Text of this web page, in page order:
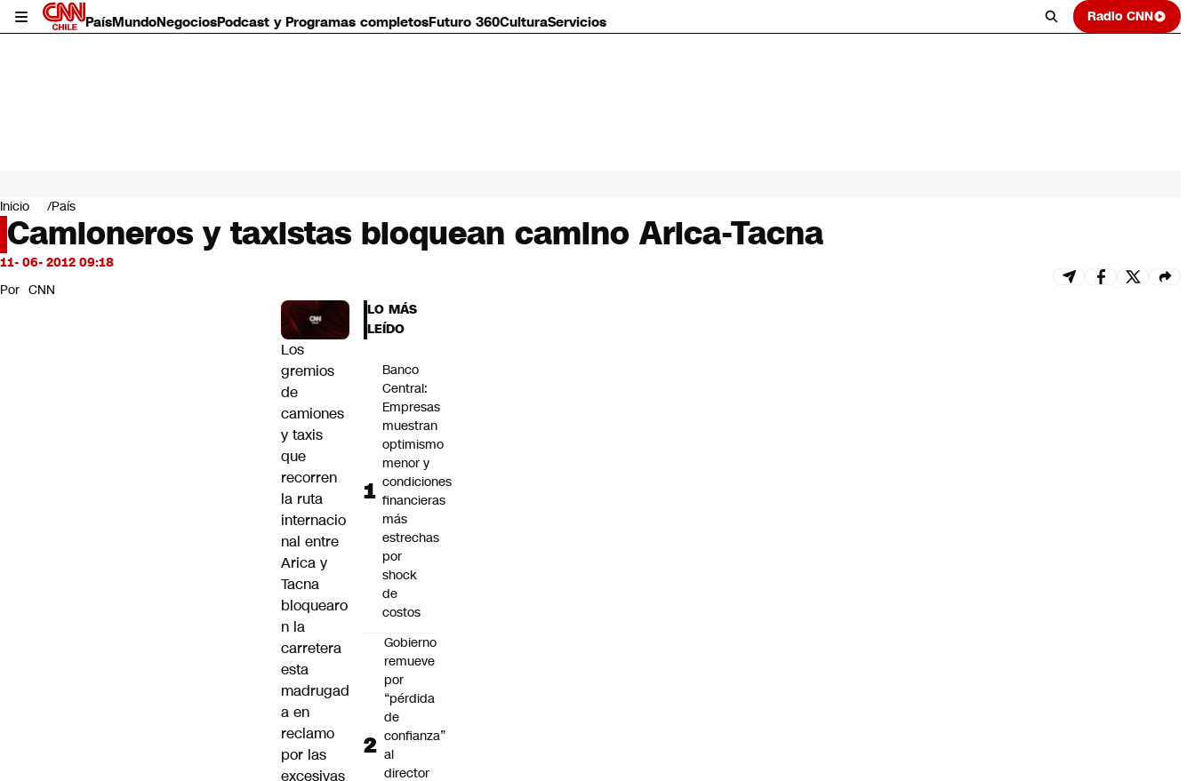
PaísMundoNegociosPodcast y Programas completosFuturo 360CulturaServicios Radio CNN
Mundo
Negocios
Deportes
Programas completos
Servicios
Inicio País
Camioneros y taxistas bloquean camino Arica-Tacna
11- 06- 2012 09:18
Por CNN
Los
gremios
de
camiones
y taxis
que
recorren
la ruta
internacio
nal entre
Arica y
Tacna
bloquearo
n la
carretera
esta
madrugad
a en
reclamo
por las
excesivas
LO MÁS
LEÍDO
Banco
Central:
Empresas
muestran
optimismo
menor y
condiciones
financieras
más
estrechas
por
shock
de
costos
Gobierno
remueve
por
“pérdida
de
confianza”
al
director